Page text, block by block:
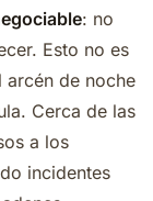
: no
Esto no es
arcén de noche
Cerca de las
a los
incidentes